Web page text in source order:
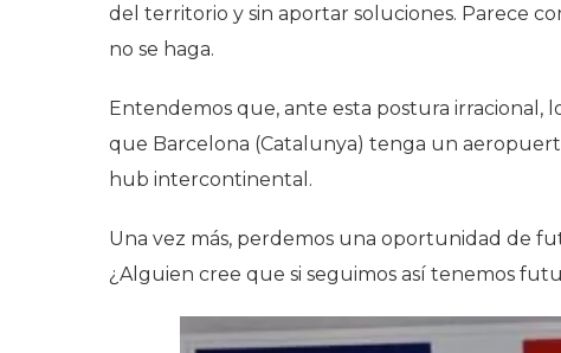
del territorio y sin aportar soluciones. Parece
no se haga.
Entendemos que, ante esta postura irracional,
que Barcelona (Catalunya) tenga un
hub intercontinental.
Una vez más, perdemos una oportunidad de
¿Alguien cree que si seguimos así tenemos